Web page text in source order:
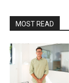
MOST READ